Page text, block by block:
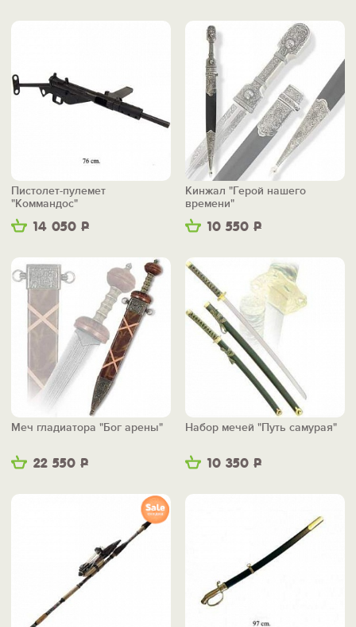
14 050 Р
Пистолет-пулемет
"Коммандос"
10 550 Р
Кинжал "Герой нашего
времени"
22 550 Р
Меч гладиатора "Бог арены"
10 350 Р
Набор мечей "Путь самурая"